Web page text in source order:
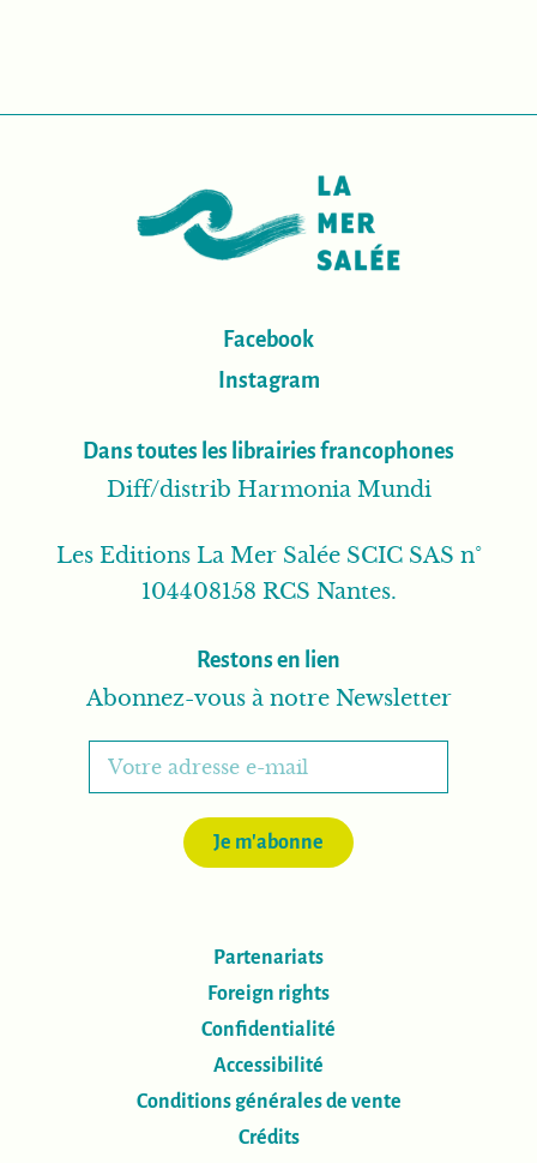
Facebook
Instagram
Dans toutes les librairies francophones
Diff/distrib Harmonia Mundi
Les Editions La Mer Salée SCIC SAS n°
104408158 RCS Nantes.
Restons en lien
Abonnez-vous à notre Newsletter
Je m'abonne
Partenariats
Foreign rights
Confidentialité
Accessibilité
Conditions générales de vente
Crédits